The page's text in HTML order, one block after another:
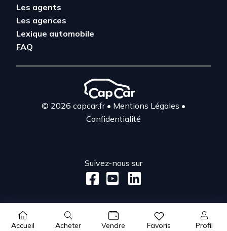
Accueil Acheter Vendre Favoris Profil
Les agents
Les agences
Lexique automobile
FAQ
© 2026 capcar.fr• Mentions Légales •
Confidentialité
Suivez-nous sur